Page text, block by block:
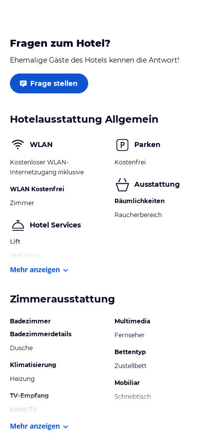
Fragen zum Hotel?
Ehemalige Gäste des Hotels kennen die Antwort!
Frage stellen
Hotelausstattung Allgemein
WLAN
Kostenloser WLAN-
Internetzugang inklusive
WLAN Kostenfrei
Zimmer
Hotel Services
Lift
Verfügbar
Parken
Kostenfrei
Ausstattung
Räumlichkeiten
Raucherbereich
Mehr anzeigen
Zimmerausstattung
Badezimmer
Badezimmerdetails
Dusche
Klimatisierung
Heizung
TV-Empfang
Kabel-TV
Multimedia
Fernseher
Bettentyp
Zustellbett
Mobiliar
Schreibtisch
Mehr anzeigen